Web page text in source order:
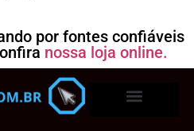
por fontes confiáveis
nossa loja online.